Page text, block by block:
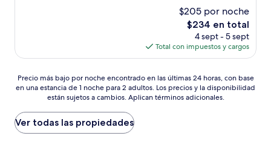
opiniones)
$205 por noche
El
precio
actual
es
$234
$234 en total
4 sept - 5 sept
Total con impuestos y cargos
Precio
más
por
noche
encontrado
Precio más bajo por noche encontrado en las últimas 24 horas, con base
en una estancia de 1 noche para 2 adultos. Los precios y la disponibilidad
están sujetos a cambios. Aplican términos adicionales.
Ver todas las propiedades